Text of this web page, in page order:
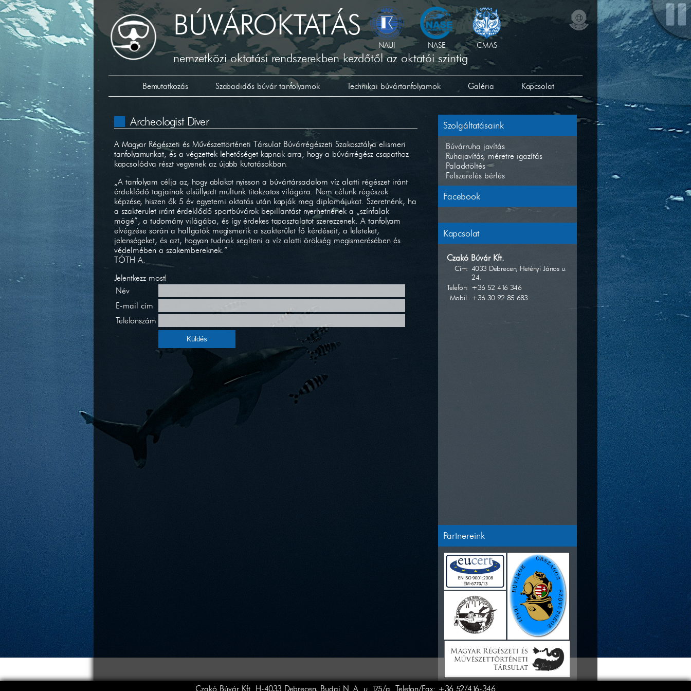
BÚVÁROKTATÁS
NAUI NASE CMAS
nemzetközi oktatási rendszerekben kezdőtől az oktatói szintig
Bemutatkozás Szabadidős búvár tanfolyamok Technikai búvártanfolyamok Galéria Kapcsolat
Archeologist Diver
A Magyar Régészeti és Művészettörténeti Társulat Búvárrégészeti Szakosztálya elismeri
tanfolyamunkat, és a végzettek lehetőséget kapnak arra, hogy a búvárrégész csapathoz
kapcsolódva részt vegyenek az újabb kutatásokban.
„A tanfolyam célja az, hogy ablakot nyisson a búvártársadalom víz alatti régészet iránt
érdeklődő tagjainak elsüllyedt múltunk titokzatos világára. Nem célunk régészek
képzése, hiszen ők 5 év egyetemi oktatás után kapják meg diplomájukat. Szeretnénk, ha
a szakterület iránt érdeklődő sportbúvárok bepillantást nyerhetnének a „színfalak
mögé”, a tudomány világába, és így érdekes tapasztalatot szerezzenek. A tanfolyam
elvégzése során a hallgatók megismerik a szakterület fő kérdéseit, a leleteket,
jelenségeket, és azt, hogyan tudnak segíteni a víz alatti örökség megismerésében és
védelmében a szakembereknek.”
TÓTH A.
Jelentkezz most!
Név
E-mail cím
Telefonszám
Szolgáltatásaink
Búvárruha javítás
Ruhajavítás, méretre igazítás
Palacktöltés
Felszerelés bérlés
Facebook
Kapcsolat
Czakó Búvár Kft.
Cím: 4033 Debrecen, Hetényi János u.
24.
Telefon: +36 52 416 346
Mobil: +36 30 92 85 683
Partnereink
Czakó Búvár Kft. H-4033 Debrecen, Budai N. A. u. 175/a. Telefon/Fax: +36 52/416-346